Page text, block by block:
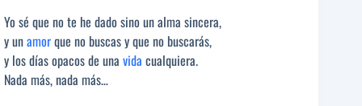
Yo sé que no te he dado sino un alma sincera,
y unamorque no buscas y que no buscarás,
y los días opacos de una vida cualquiera.
Nada más, nada más…